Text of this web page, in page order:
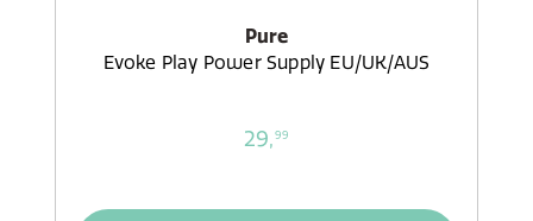
Pure
Evoke Play Power Supply EU/UK/AUS
29,99